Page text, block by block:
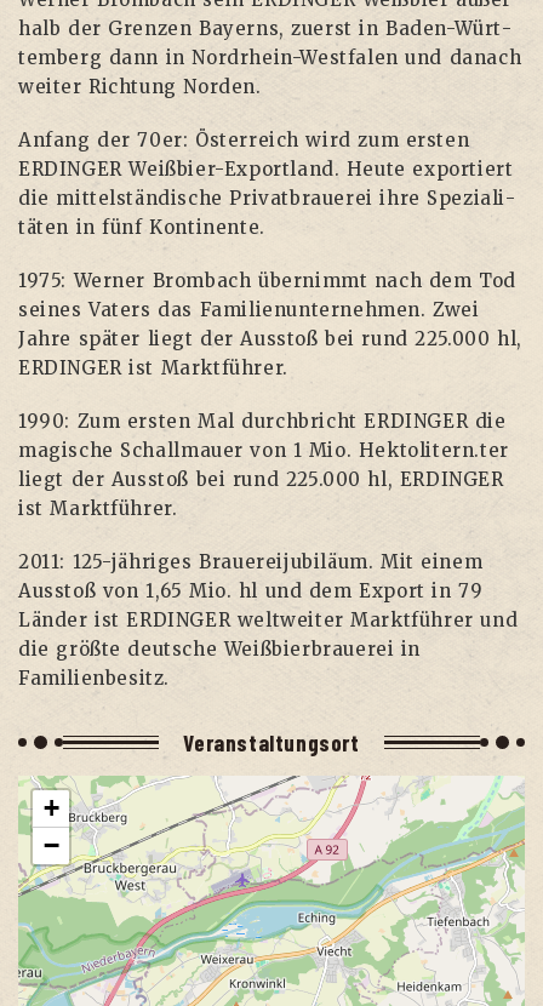
halb der Gren­zen Bay­erns, zuerst in Baden-Würt­
tem­berg dann in Nord­rhein-West­fa­len und danach
wei­ter Rich­tung Norden.
Anfang der 70er: Öster­reich wird zum ers­ten
ERDINGER Weiß­bier-Export­land. Heu­te expor­tiert
die mit­tel­stän­di­sche Pri­vat­braue­rei ihre Spe­zia­li­
tä­ten in fünf Kontinente.
1975: Wer­ner Brom­bach über­nimmt nach dem Tod
sei­nes Vaters das Fami­li­en­un­ter­neh­men. Zwei
Jah­re spä­ter liegt der Aus­stoß bei rund 225.000 hl,
ERDINGER ist Marktführer.
1990: Zum ers­ten Mal durch­bricht ERDINGER die
magi­sche Schall­mau­er von 1 Mio. Hektolitern.ter
liegt der Aus­stoß bei rund 225.000 hl, ERDINGER
ist Marktführer.
2011: 125-jäh­ri­ges Braue­rei­ju­bi­lä­um. Mit einem
Aus­stoß von 1,65 Mio. hl und dem Export in 79
Län­der ist ERDINGER welt­wei­ter Markt­füh­rer und
die größ­te deut­sche Weiß­bier­braue­rei in
Familienbesitz.
Ver­an­stal­tungs­ort
+
−